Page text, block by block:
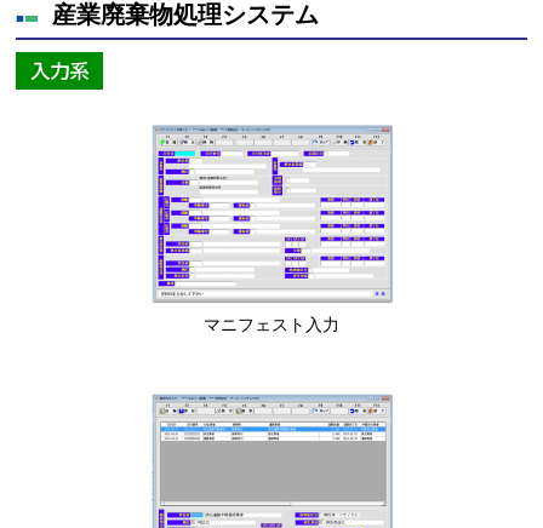
産業廃棄物処理システム
マニフェスト入力